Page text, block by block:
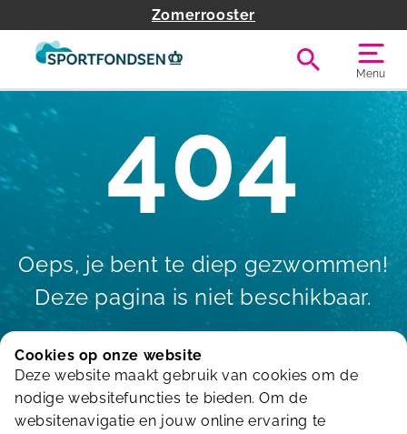
Zomerrooster
Menu
404
Oeps, je bent te diep gezwommen!
Deze pagina is niet beschikbaar.
Terug naar de homepagina
Cookies op onze website
Deze website maakt gebruik van cookies om de
nodige websitefuncties te bieden. Om de
websitenavigatie en jouw online ervaring te